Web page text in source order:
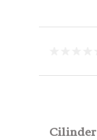
Cilinder